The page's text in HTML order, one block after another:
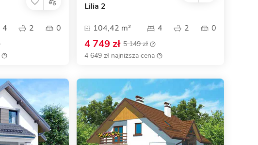
4 2 0
Lilia 2
104,42 m² 4 2 0
4 749 zł 5 149 zł
4 649 zł najniższa cena